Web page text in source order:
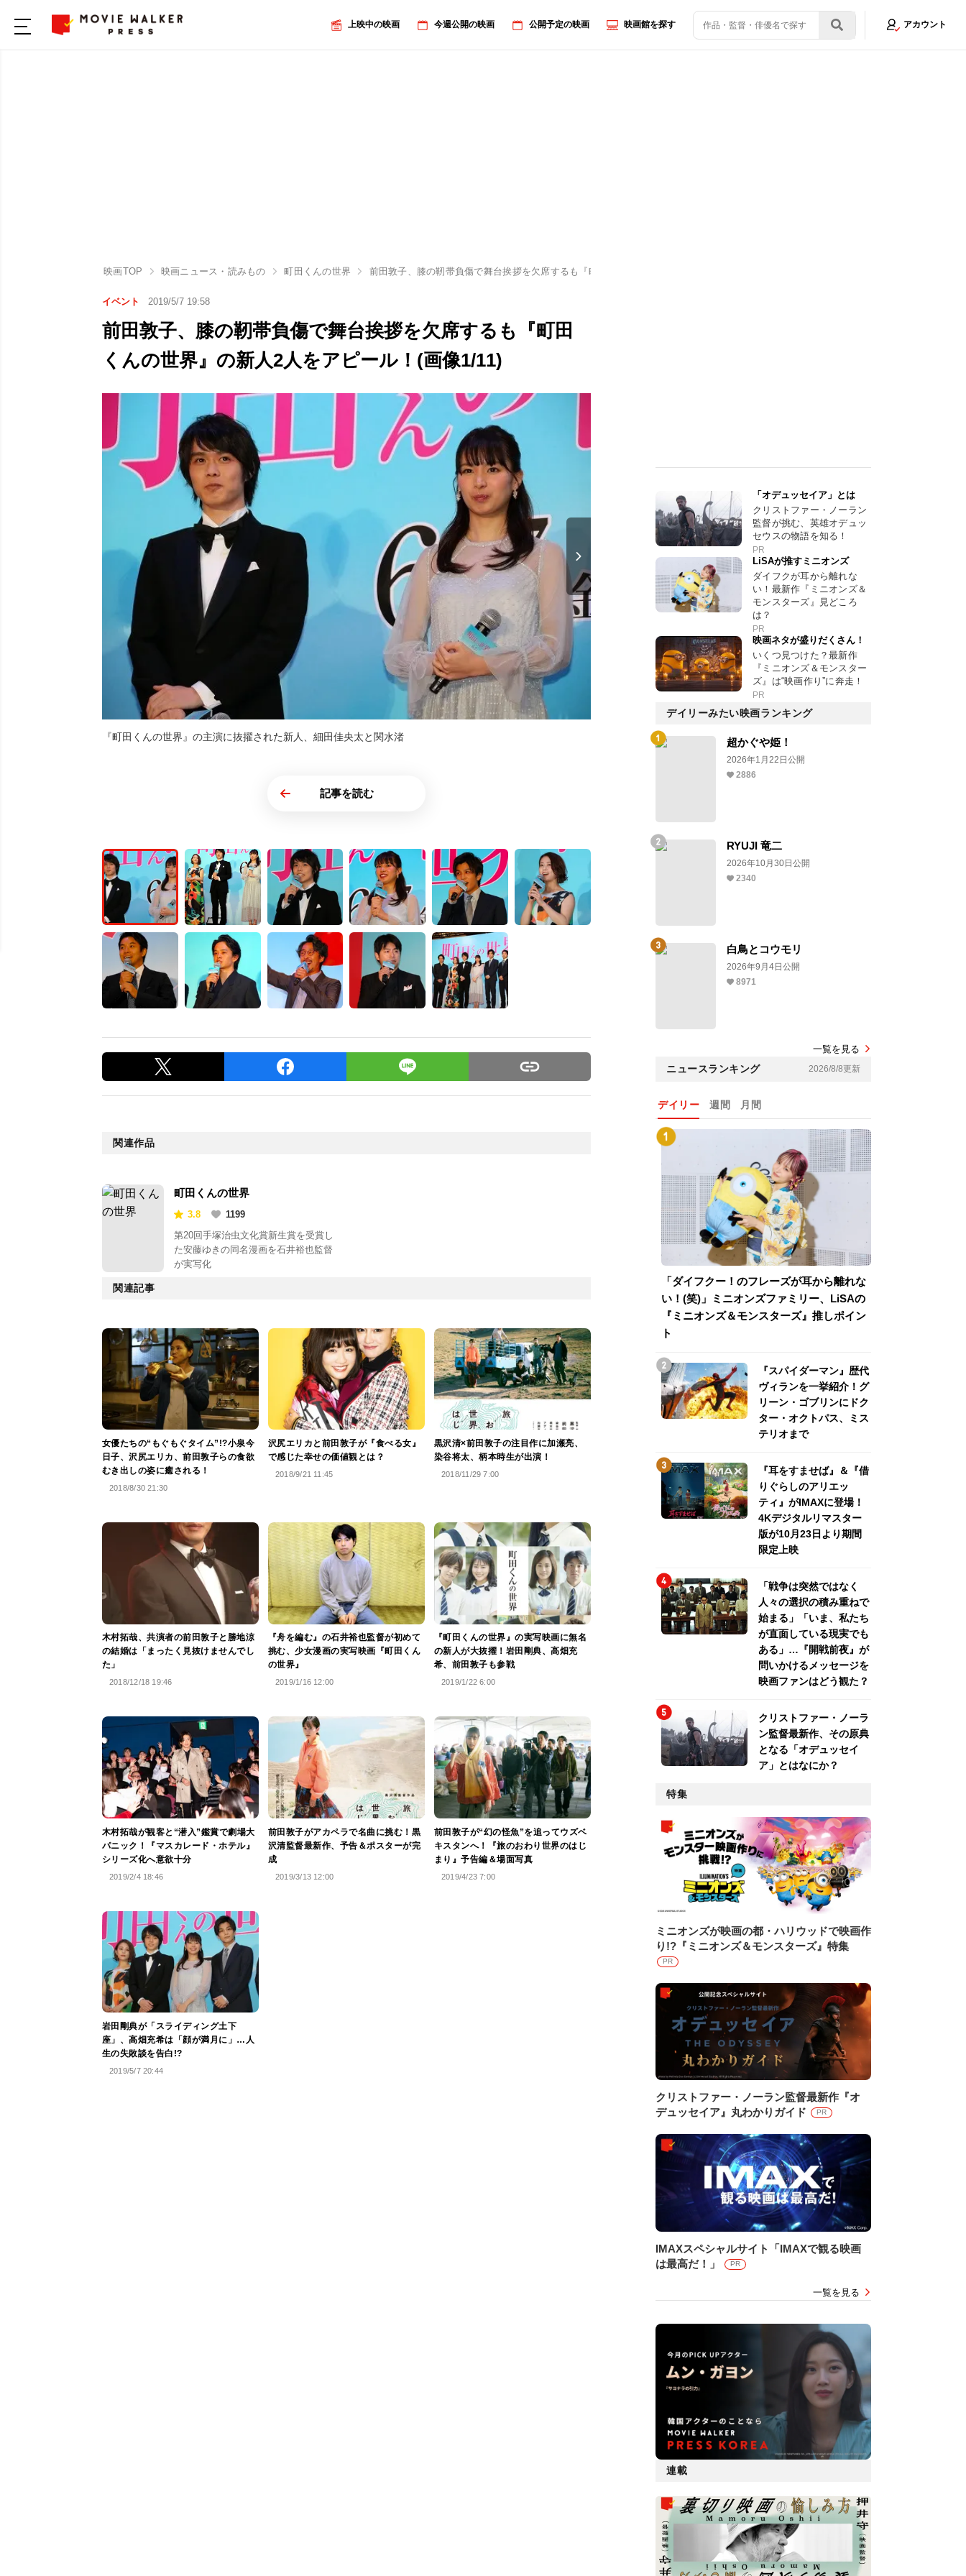
上映中の映画 今週公開の映画 公開予定の映画 映画館を探す アカウント
映画TOP 映画ニュース・読みもの 町田くんの世界 前田敦子、膝の靭帯負傷で舞台挨拶を欠席するも『町田くんの世界』の新人2人をアピール！
イベント 2019/5/7 19:58
前田敦子、膝の靭帯負傷で舞台挨拶を欠席するも『町田
くんの世界』の新人2人をアピール！(画像1/11)
『町田くんの世界』の主演に抜擢された新人、細田佳央太と関水渚
記事を読む
関連作品
町田くんの世界
3.8
1199
第20回手塚治虫文化賞新生賞を受賞し
た安藤ゆきの同名漫画を石井裕也監督
が実写化
関連記事
女優たちの“もぐもぐタイム”!?小泉今
日子、沢尻エリカ、前田敦子らの食欲
むき出しの姿に癒される！
2018/8/30 21:30
沢尻エリカと前田敦子が『食べる女』
で感じた幸せの価値観とは？
2018/9/21 11:45
黒沢清×前田敦子の注目作に加瀬亮、
染谷将太、柄本時生が出演！
2018/11/29 7:00
木村拓哉、共演者の前田敦子と勝地涼
の結婚は「まったく見抜けませんでし
た」
2018/12/18 19:46
『舟を編む』の石井裕也監督が初めて
挑む、少女漫画の実写映画『町田くん
の世界』
2019/1/16 12:00
『町田くんの世界』の実写映画に無名
の新人が大抜擢！岩田剛典、高畑充
希、前田敦子も参戦
2019/1/22 6:00
木村拓哉が観客と“潜入”鑑賞で劇場大
パニック！『マスカレード・ホテル』
シリーズ化へ意欲十分
2019/2/4 18:46
前田敦子がアカペラで名曲に挑む！黒
沢清監督最新作、予告＆ポスターが完
成
2019/3/13 12:00
前田敦子が“幻の怪魚”を追ってウズベ
キスタンへ！『旅のおわり世界のはじ
まり』予告編＆場面写真
2019/4/23 7:00
岩田剛典が「スライディング土下
座」、高畑充希は「顔が満月に」…人
生の失敗談を告白!?
2019/5/7 20:44
「オデュッセイア」とは
クリストファー・ノーラン
監督が挑む、英雄オデュッ
セウスの物語を知る！
PR
LiSAが推すミニオンズ
ダイフクが耳から離れな
い！最新作『ミニオンズ＆
モンスターズ』見どころ
は？
PR
映画ネタが盛りだくさん！
いくつ見つけた？最新作
『ミニオンズ＆モンスター
ズ』は“映画作り”に奔走！
PR
デイリーみたい映画ランキング
超かぐや姫！
2026年1月22日公開
2886
RYUJI 竜二
2026年10月30日公開
2340
白鳥とコウモリ
2026年9月4日公開
8971
一覧を見る
ニュースランキング 2026/8/8更新
デイリー 週間 月間
「ダイフクー！のフレーズが耳から離れな
い！(笑)」ミニオンズファミリー、LiSAの
『ミニオンズ＆モンスターズ』推しポイン
ト
『スパイダーマン』歴代
ヴィランを一挙紹介！グ
リーン・ゴブリンにドク
ター・オクトパス、ミス
テリオまで
『耳をすませば』＆『借
りぐらしのアリエッ
ティ』がIMAXに登場！
4Kデジタルリマスター
版が10月23日より期間
限定上映
「戦争は突然ではなく
人々の選択の積み重ねで
始まる」「いま、私たち
が直面している現実でも
ある」…『開戦前夜』が
問いかけるメッセージを
映画ファンはどう観た？
クリストファー・ノーラ
ン監督最新作、その原典
となる「オデュッセイ
ア」とはなにか？
特集
ミニオンズが映画の都・ハリウッドで映画作
り!?『ミニオンズ＆モンスターズ』特集
PR
クリストファー・ノーラン監督最新作『オ
デュッセイア』丸わかりガイド
PR
IMAXスペシャルサイト「IMAXで観る映画
は最高だ！」
PR
一覧を見る
連載